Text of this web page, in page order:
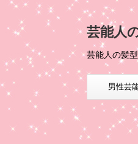
芸能人
芸能人の髪
男性芸